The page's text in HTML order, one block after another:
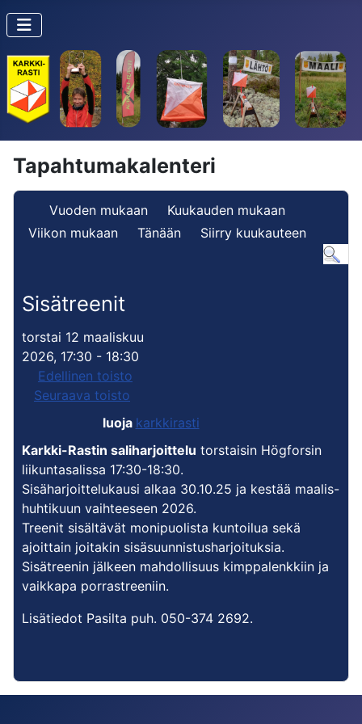
Tapahtumakalenteri
Vuoden mukaan
Kuukauden mukaan
Viikon mukaan
Tänään Siirry kuukauteen
Sisätreenit
torstai 12 maaliskuu
2026, 17:30 - 18:30
Edellinen toisto
Seuraava toisto
luoja karkkirasti
Karkki-Rastin saliharjoittelu torstaisin Högforsin
liikuntasalissa 17:30-18:30.
Sisäharjoittelukausi alkaa 30.10.25 ja kestää maalis-
huhtikuun vaihteeseen 2026.
Treenit sisältävät monipuolista kuntoilua sekä
ajoittain joitakin sisäsuunnistusharjoituksia.
Sisätreenin jälkeen mahdollisuus kimppalenkkiin ja
vaikkapa porrastreeniin.
Lisätiedot Pasilta puh. 050-374 2692.